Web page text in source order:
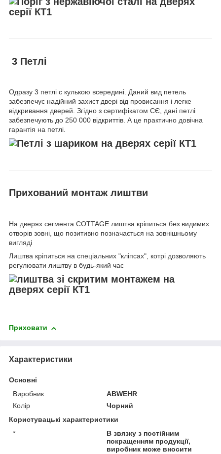
3 Петлі
Одразу 3 петлі c кулькою всередині. Даний вид петель
забезпечує надійний захист двері від провисання і легке
відкривання дверей. Згідно з сертифікатом СЄ, дані петлі
забезпечують до 250 000 відкриттів. А це практично довічна
гарантія на петлі.
Прихований монтаж лиштви
На дверях сегмента COTTAGE лиштва кріпиться без видимих
отворів зовні, що позитивно позначається на зовнішньому
вигляді
Лиштва кріпиться на спеціальних "кліпсах", котрі дозволяють
регулювати лиштву в будь-який час
Приховати
Характеристики
Основні
Виробник
ABWEHR
Колір
Чорний
Користувацькі характеристики
*
В звязку з постійним
покращенням продукції,
виробник може вносити